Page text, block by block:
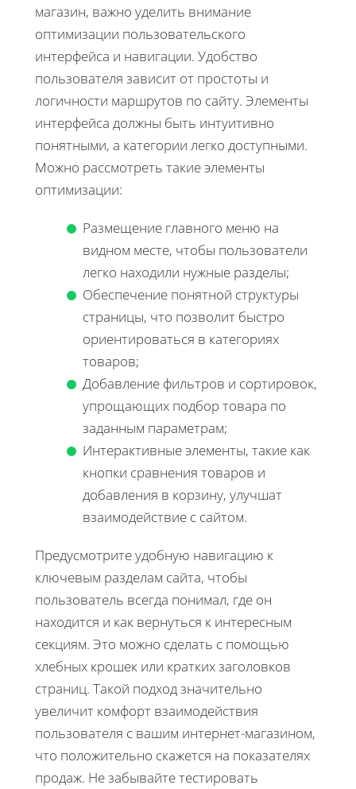
магазин, важно уделить внимание
оптимизации пользовательского
интерфейса и навигации. Удобство
пользователя зависит от простоты и
логичности маршрутов по сайту. Элементы
интерфейса должны быть интуитивно
понятными, а категории легко доступными.
Можно рассмотреть такие элементы
оптимизации:
Размещение главного меню на
видном месте, чтобы пользователи
легко находили нужные разделы;
Обеспечение понятной структуры
страницы, что позволит быстро
ориентироваться в категориях
товаров;
Добавление фильтров и сортировок,
упрощающих подбор товара по
заданным параметрам;
Интерактивные элементы, такие как
кнопки сравнения товаров и
добавления в корзину, улучшат
взаимодействие с сайтом.
Предусмотрите удобную навигацию к
ключевым разделам сайта, чтобы
пользователь всегда понимал, где он
находится и как вернуться к интересным
секциям. Это можно сделать с помощью
хлебных крошек или кратких заголовков
страниц. Такой подход значительно
увеличит комфорт взаимодействия
пользователя с вашим интернет-магазином,
что положительно скажется на показателях
продаж. Не забывайте тестировать